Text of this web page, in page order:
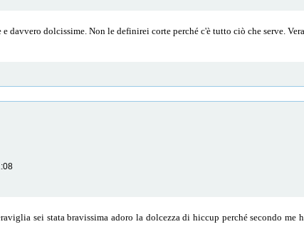
davvero dolcissime. Non le definirei corte perché c'è tutto ciò che serve.
sei stata bravissima adoro la dolcezza di hiccup perché secondo